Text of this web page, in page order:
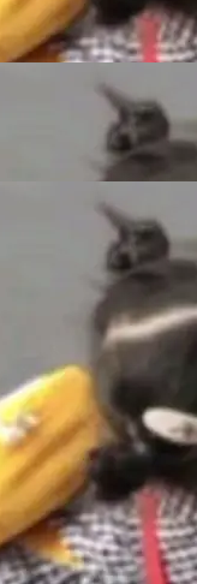
编
模
V4-
力
准
一
：
归
-
柄
Ty
表
得
K3
我们
管理
我
理
码
能
让新
S
务